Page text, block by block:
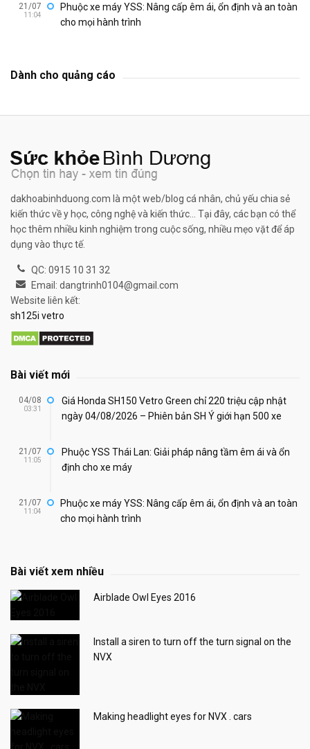
21/07
11:04
Phuộc xe máy YSS: Nâng cấp êm ái, ổn định và an toàn
cho mọi hành trình
Dành cho quảng cáo
dakhoabinhduong.com là một web/blog cá nhân, chủ yếu chia sẻ
kiến thức về y học, công nghệ và kiến thức... Tại đây, các bạn có thể
học thêm nhiều kinh nghiệm trong cuộc sống, nhiều mẹo vặt để áp
dụng vào thực tế.
QC: 0915 10 31 32
Email: dangtrinh0104@gmail.com
Website liên kết:
sh125i vetro
Bài viết mới
04/08
03:31
Giá Honda SH150 Vetro Green chỉ 220 triệu cập nhật
ngày 04/08/2026 – Phiên bản SH Ý giới hạn 500 xe
21/07
11:05
Phuộc YSS Thái Lan: Giải pháp nâng tầm êm ái và ổn
định cho xe máy
21/07
11:04
Phuộc xe máy YSS: Nâng cấp êm ái, ổn định và an toàn
cho mọi hành trình
Bài viết xem nhiều
Airblade Owl Eyes 2016
Install a siren to turn off the turn signal on the
NVX
Making headlight eyes for NVX . cars